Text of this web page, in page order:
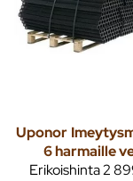
Uponor
6 harmaille
Erikoishinta2